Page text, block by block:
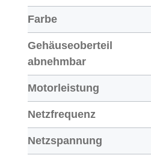
Farbe
Gehäuseoberteil
abnehmbar
Motorleistung
Netzfrequenz
Netzspannung